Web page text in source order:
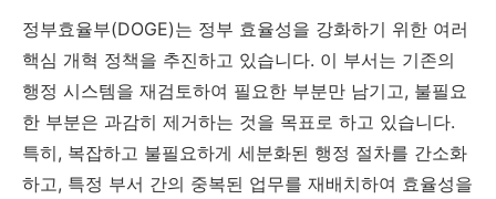
정부효율부(DOGE)는 정부 효율성을 강화하기 위한 여러
핵심 개혁 정책을 추진하고 있습니다. 이 부서는 기존의
행정 시스템을 재검토하여 필요한 부분만 남기고, 불필요
한 부분은 과감히 제거하는 것을 목표로 하고 있습니다.
특히, 복잡하고 불필요하게 세분화된 행정 절차를 간소화
하고, 특정 부서 간의 중복된 업무를 재배치하여 효율성을